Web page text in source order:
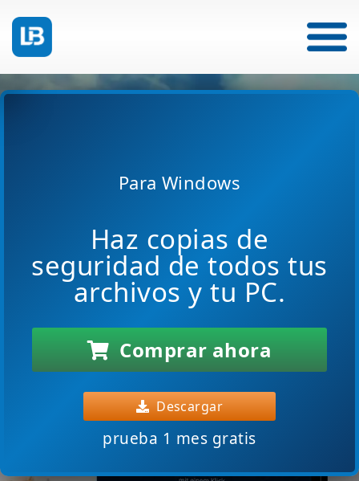
Para Windows
Haz copias de
seguridad de todos tus
archivos y tu PC.
Comprar ahora
Descargar
prueba 1 mes gratis